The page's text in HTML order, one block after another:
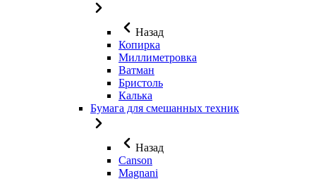
Назад
Копирка
Миллиметровка
Ватман
Бристоль
Калька
Бумага для смешанных техник
Назад
Canson
Magnani